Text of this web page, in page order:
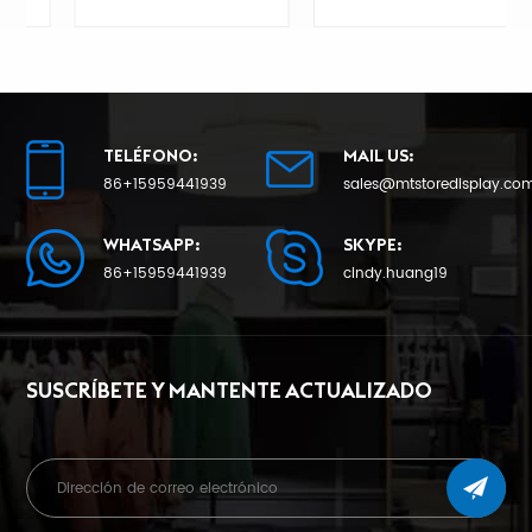
APRENDE MÁS
sólido para
APRENDE MÁS
TELÉFONO:
86+15959441939
MAIL US:
WHATSAPP:
86+15959441939
SKYPE:
cindy.huang19
SUSCRÍBETE Y MANTENTE ACTUALIZADO